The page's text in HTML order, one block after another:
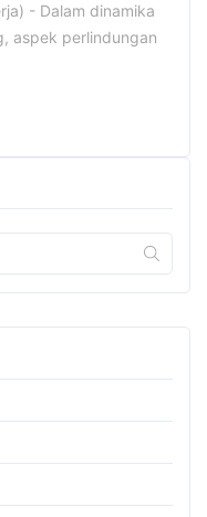
- Dalam dinamika
aspek perlindungan